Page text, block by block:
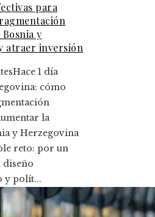
para
y
atraer inversión
Hace 1 día
cómo
la
y Herzegovina
reto: por un
diseño
y polít...